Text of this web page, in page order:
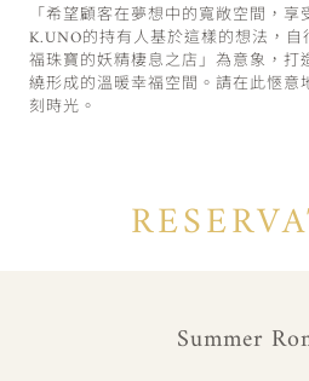
「希望顧客在夢想中的寬敞空間，享
K.UNO的持有人基於這樣的想法，
福珠寶的妖精棲息之店」為意象，
繞形成的溫暖幸福空間。請在此愜意
刻時光。
Summer